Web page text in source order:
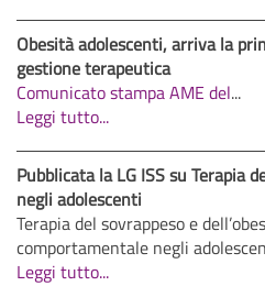
Obesità adolescenti, arriva la
gestione terapeutica
Comunicato stampa AME del...
Leggi tutto...
Pubblicata la LG ISS su Terapia
negli adolescenti
Terapia del sovrappeso e
comportamentale negli
Leggi tutto...